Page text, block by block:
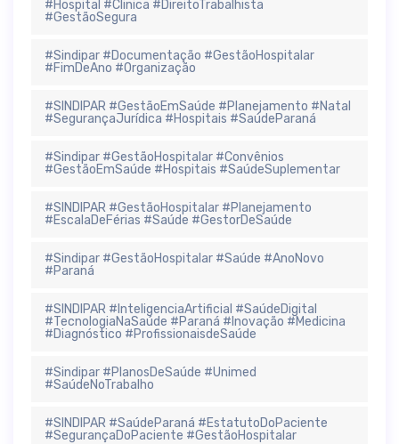
#Hospital #Clinica #DireitoTrabalhista
#GestãoSegura
#Sindipar #Documentação #GestãoHospitalar
#FimDeAno #Organização
#SINDIPAR #GestãoEmSaúde #Planejamento #Natal
#SegurançaJurídica #Hospitais #SaúdeParaná
#Sindipar #GestãoHospitalar #Convênios
#GestãoEmSaúde #Hospitais #SaúdeSuplementar
#SINDIPAR #GestãoHospitalar #Planejamento
#EscalaDeFérias #Saúde #GestorDeSaúde
#Sindipar #GestãoHospitalar #Saúde #AnoNovo
#Paraná
#SINDIPAR #InteligenciaArtificial #SaúdeDigital
#TecnologiaNaSaúde #Paraná #Inovação #Medicina
#Diagnóstico #ProfissionaisdeSaúde
#Sindipar #PlanosDeSaúde #Unimed
#SaúdeNoTrabalho
#SINDIPAR #SaúdeParaná #EstatutoDoPaciente
#SegurançaDoPaciente #GestãoHospitalar